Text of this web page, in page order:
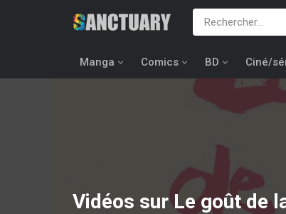
Manga Comics BD Ciné/
Vidéos sur Le goût de